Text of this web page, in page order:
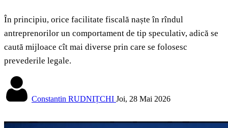
În principiu, orice facilitate fiscală naște în rîndul
antreprenorilor un comportament de tip speculativ, adică se
caută mijloace cît mai diverse prin care se folosesc
prevederile legale.
Constantin RUDNIȚCHI Joi, 28 Mai 2026